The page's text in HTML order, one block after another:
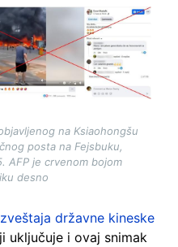
na Ksiaohongšu
posta na Fejsbuku,
AFP je crvenom bojom
desno
državne kineske
uključuje i ovaj snimak